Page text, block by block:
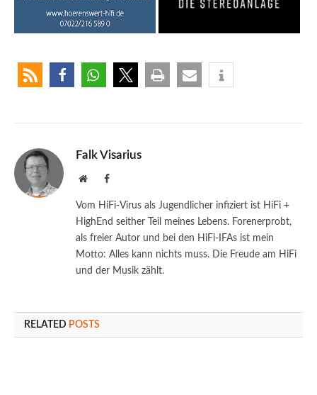
Falk Visarius
WebsiteFacebook
Vom HiFi-Virus als Jugendlicher infiziert ist HiFi +
HighEnd seither Teil meines Lebens. Forenerprobt,
als freier Autor und bei den HiFi-IFAs ist mein
Motto: Alles kann nichts muss. Die Freude am HiFi
und der Musik zählt.
RELATED POSTS